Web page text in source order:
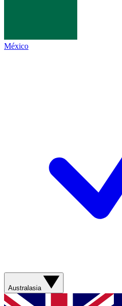
México
Australasia